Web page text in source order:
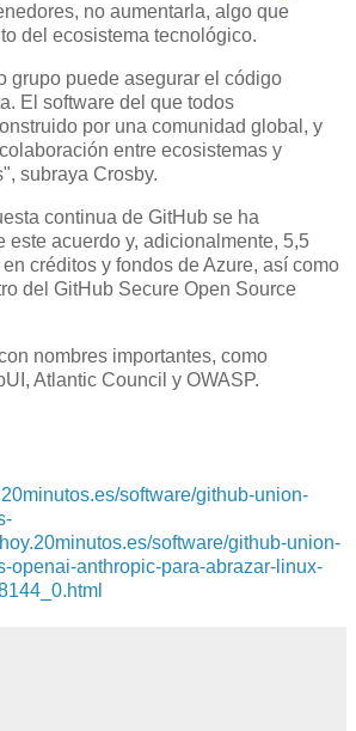
no aumentarla, algo que
del ecosistema tecnológico.
grupo puede asegurar el código
El software del que todos
por una comunidad global, y
entre ecosistemas y
subraya Crosby.
continua de GitHub se ha
este acuerdo y, adicionalmente, 5,5
créditos y fondos de Azure, así como
del GitHub Secure Open Source
nombres importantes, como
Atlantic Council y OWASP.
software/github-union-
software/github-union-
openai-anthropic-para-abrazar-linux-